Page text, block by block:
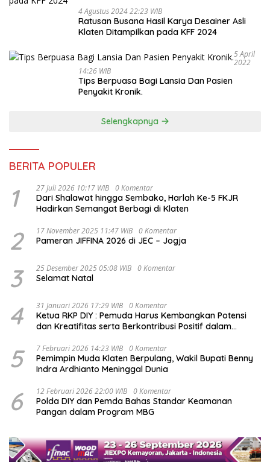
4 Agustus 2024 22:23 WIB
Ratusan Busana Hasil Karya Desainer Asli
Klaten Ditampilkan pada KFF 2024
5 April
2022
14:26 WIB
Tips Berpuasa Bagi Lansia Dan Pasien
Penyakit Kronik.
Selengkapnya
BERITA POPULER
1 27 Juli 2026 10:17 WIB 0 Komentar
Dari Shalawat hingga Sembako, Harlah Ke-5 FKJR
Hadirkan Semangat Berbagi di Klaten
2 17 November 2025 11:47 WIB 0 Komentar
Pameran JIFFINA 2026 di JEC – Jogja
3 25 Desember 2025 05:08 WIB 0 Komentar
Selamat Natal
4 31 Januari 2026 17:29 WIB 0 Komentar
Ketua RKP DIY : Pemuda Harus Kembangkan Potensi
dan Kreatifitas serta Berkontribusi Positif dalam
5 7 Februari 2026 14:23 WIB 0 Komentar
Pemimpin Muda Klaten Berpulang, Wakil Bupati Benny
Indra Ardhianto Meninggal Dunia
6 12 Februari 2026 22:00 WIB 0 Komentar
Polda DIY dan Pemda Bahas Standar Keamanan
Pangan dalam Program MBG